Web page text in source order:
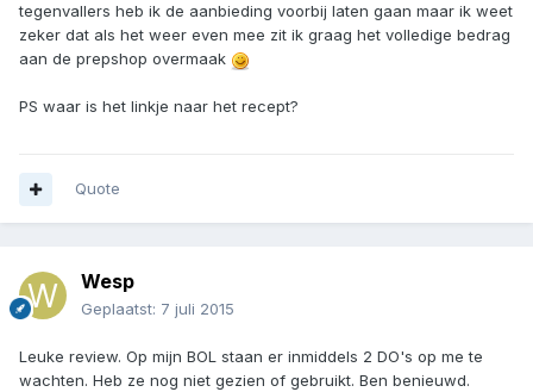
tegenvallers heb ik de aanbieding voorbij laten gaan maar ik weet
zeker dat als het weer even mee zit ik graag het volledige bedrag
aan de prepshop overmaak
PS waar is het linkje naar het recept?
Quote
Wesp
Geplaatst: 7 juli 2015
Leuke review. Op mijn BOL staan er inmiddels 2 DO's op me te
wachten. Heb ze nog niet gezien of gebruikt. Ben benieuwd.